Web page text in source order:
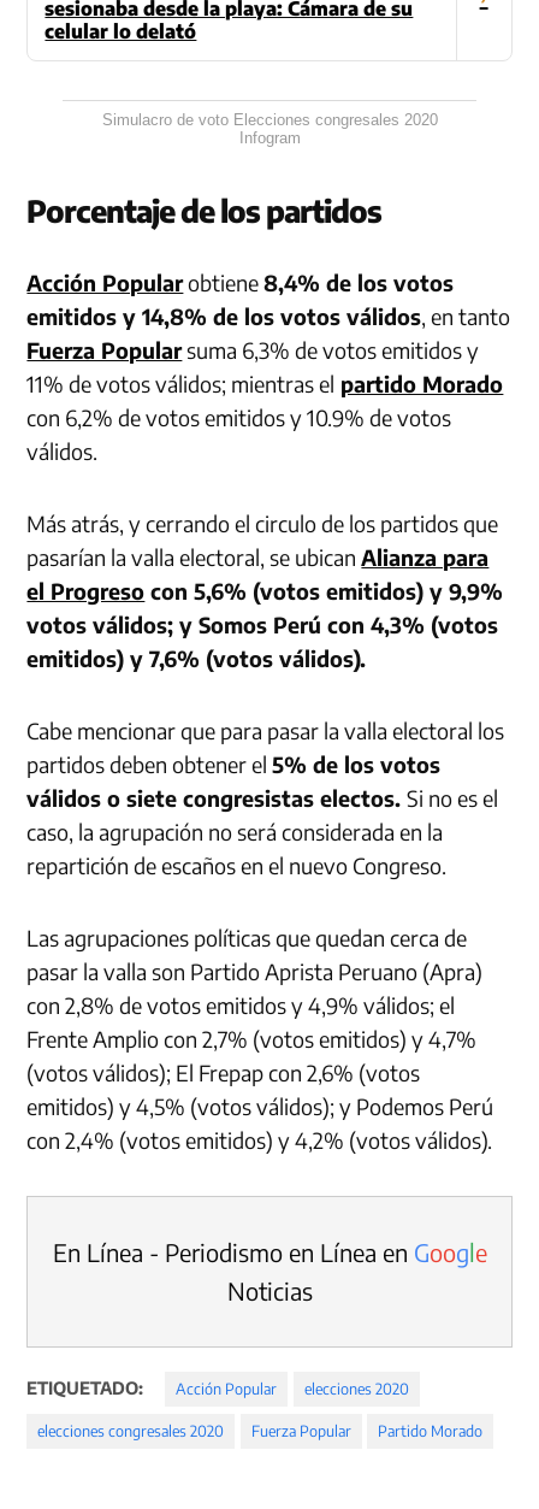
sesionaba desde la playa: Cámara de su
celular lo delató
Simulacro de voto Elecciones congresales 2020
Infogram
Porcentaje de los partidos
Acción Popularobtiene8,4% de los votos
emitidos y 14,8% de los votos válidos, en tanto
Fuerza Popularsuma 6,3% de votos emitidos y
11% de votos válidos; mientras el partido Morado
con 6,2% de votos emitidos y 10.9% de votos
válidos.
Más atrás, y cerrando el circulo de los partidos que
pasarían la valla electoral, se ubicanAlianza para
el Progreso con 5,6% (votos emitidos) y 9,9%
votos válidos; y Somos Perú con 4,3% (votos
emitidos) y 7,6% (votos válidos).
Cabe mencionar que para pasar la valla electoral los
partidos deben obtener el5% de los votos
válidos o siete congresistas electos.Si no es el
caso, la agrupación no será considerada en la
repartición de escaños en el nuevo Congreso.
Las agrupaciones políticas que quedan cerca de
pasar la valla son Partido Aprista Peruano (Apra)
con 2,8% de votos emitidos y 4,9% válidos; el
Frente Amplio con 2,7% (votos emitidos) y 4,7%
(votos válidos); El Frepap con 2,6% (votos
emitidos) y 4,5% (votos válidos); y Podemos Perú
con 2,4% (votos emitidos) y 4,2% (votos válidos).
En Línea - Periodismo en Línea en Google
Noticias
ETIQUETADO: Acción Popular elecciones 2020
elecciones congresales 2020 Fuerza Popular Partido Morado